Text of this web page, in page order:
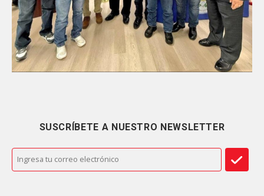
SUSCRÍBETE A NUESTRO NEWSLETTER